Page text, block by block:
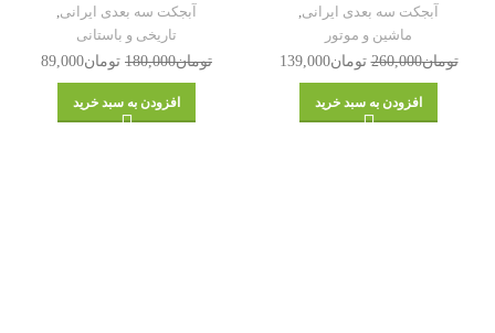
آبجکت سه بعدی ایرانی,
ماشین و موتور
تومان260,000 تومان139,000
افزودن به سبد خرید
آبجکت سه بعدی ایرانی,
تاریخی و باستانی
تومان180,000 تومان89,000
افزودن به سبد خرید